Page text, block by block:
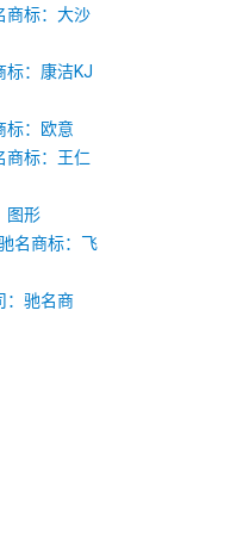
商标：大沙
标：康洁KJ
标：欧意
商标：王仁
图形
名商标：飞
：驰名商